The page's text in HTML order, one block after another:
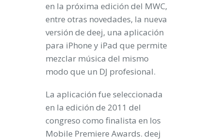
en la próxima edición del MWC,
entre otras novedades, la nueva
versión de deej, una aplicación
para iPhone y iPad que permite
mezclar música del mismo
modo que un DJ profesional.
La aplicación fue seleccionada
en la edición de 2011 del
congreso como finalista en los
Mobile Premiere Awards. deej